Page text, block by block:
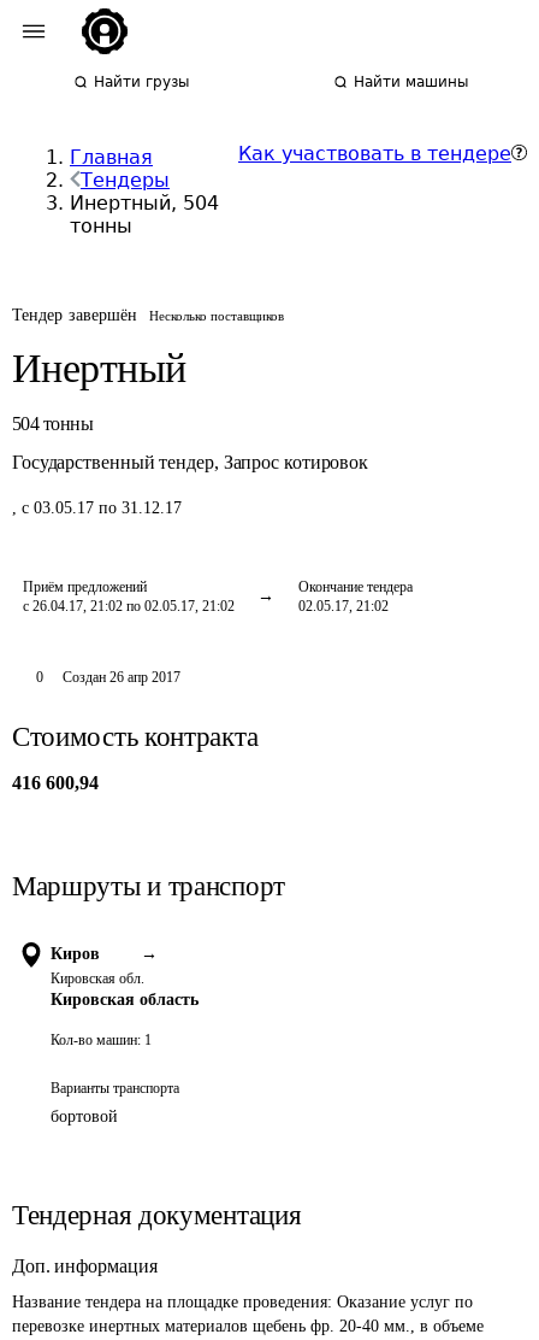
Найти грузы Найти машины
Главная
Тендеры
Инертный, 504
тонны
Как участвовать в тендере
Тендер завершён Несколько поставщиков
Инертный
504 тонны
Государственный тендер, Запрос котировок
, с 03.05.17 по 31.12.17
Приём предложений
с 26.04.17, 21:02 по 02.05.17, 21:02
Окончание тендера
02.05.17, 21:02
0 Создан 26 апр 2017
Стоимость контракта
416 600,94
Маршруты и транспорт
Киров →
Кировская обл.
Кировская область
Кол-во машин: 1
Варианты транспорта
бортовой
Тендерная документация
Доп. информация
Название тендера на площадке проведения: Оказание услуг по
перевозке инертных материалов щебень фр. 20-40 мм., в объеме